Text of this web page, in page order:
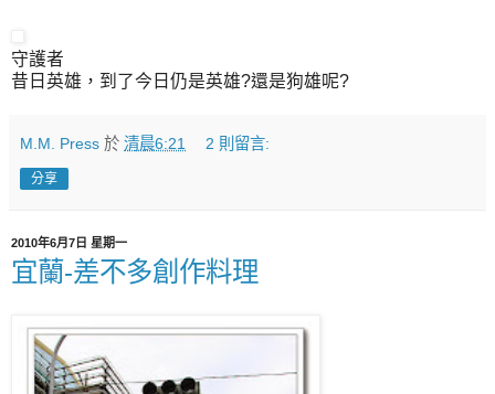
守護者
昔日英雄，到了今日仍是英雄?還是狗雄呢?
M.M. Press 於 清晨6:21 2 則留言:
分享
2010年6月7日 星期一
宜蘭-差不多創作料理